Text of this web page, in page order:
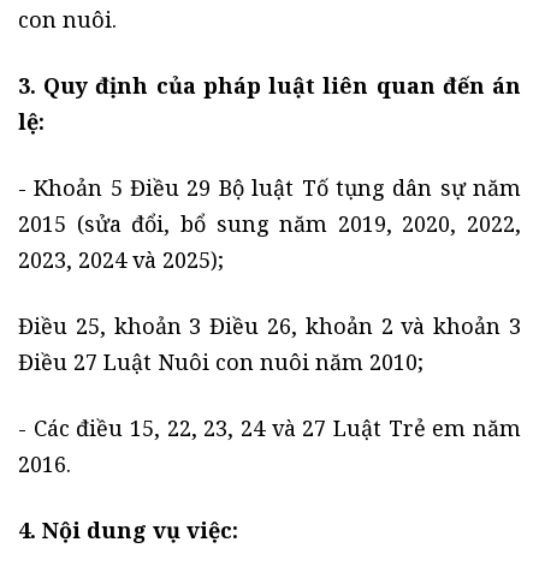
con nuôi.
3. Quy định của pháp luật liên quan đến án
lệ:
- Khoản 5 Điều 29 Bộ luật Tố tụng dân sự năm
2015 (sửa đổi, bổ sung năm 2019, 2020, 2022,
2023, 2024 và 2025);
Điều 25, khoản 3 Điều 26, khoản 2 và khoản 3
Điều 27 Luật Nuôi con nuôi năm 2010;
- Các điều 15, 22, 23, 24 và 27 Luật Trẻ em năm
2016.
4. Nội dung vụ việc: